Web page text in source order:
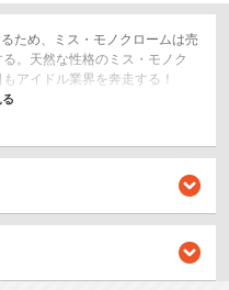
ため、ミス・モノクロームは売
。天然な性格のミス・モノク
アイドル業界を奔走する！
ス・モノクローム -The Ani